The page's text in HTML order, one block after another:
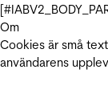
Om
Cookies är små
användarens